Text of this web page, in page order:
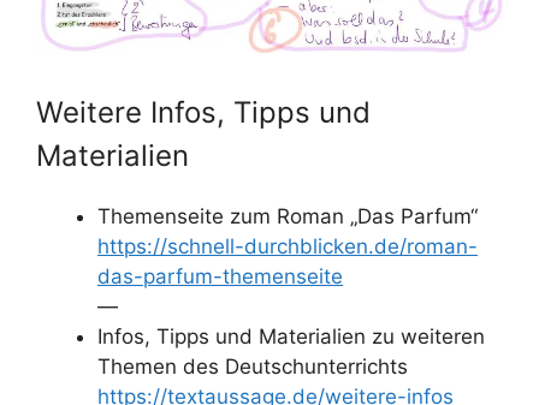
Weitere Infos, Tipps und
Materialien
Themenseite zum Roman „Das Parfum“
https://schnell-durchblicken.de/roman-
das-parfum-themenseite
—
Infos, Tipps und Materialien zu weiteren
Themen des Deutschunterrichts
https://textaussage.de/weitere-infos